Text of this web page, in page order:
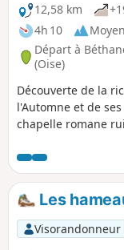
12,58 km
4h 10
Départ à
(Oise)
Découverte de la
l'Automne et de
chapelle romane
de coteau en
campagne et les
Les
Visorandonneur